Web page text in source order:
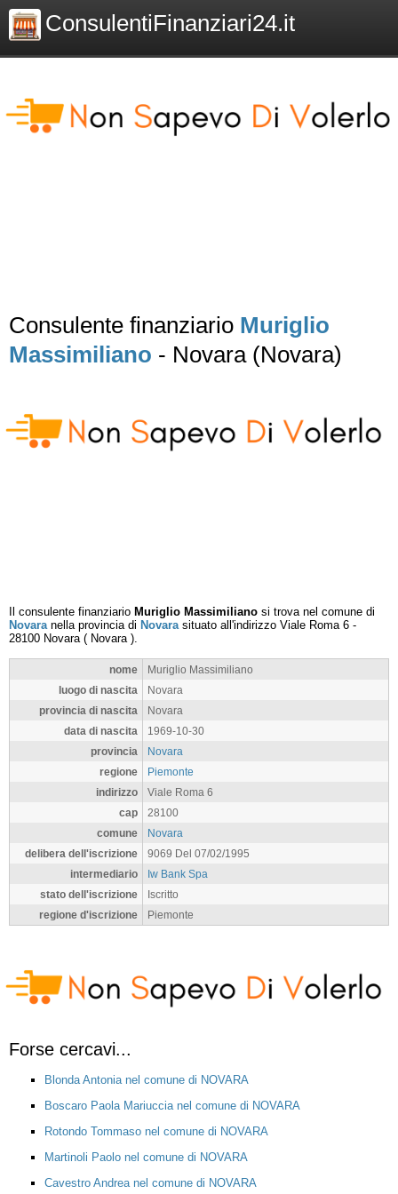
ConsulentiFinanziari24.it
Consulente finanziario Muriglio
Massimiliano - Novara (Novara)
Il consulente finanziario Muriglio Massimiliano si trova nel comune di
Novaranella provincia di Novarasituato all'indirizzo Viale Roma 6 -
28100 Novara( Novara).
nome
Muriglio Massimiliano
luogo di nascita
Novara
provincia di nascita
Novara
data di nascita
1969-10-30
provincia
Novara
regione
Piemonte
indirizzo
Viale Roma 6
cap
28100
comune
Novara
delibera dell'iscrizione
9069 Del 07/02/1995
intermediario
Iw Bank Spa
stato dell'iscrizione
Iscritto
regione d'iscrizione
Piemonte
Forse cercavi...
Blonda Antonia nel comune di NOVARA
Boscaro Paola Mariuccia nel comune di NOVARA
Rotondo Tommaso nel comune di NOVARA
Martinoli Paolo nel comune di NOVARA
Cavestro Andrea nel comune di NOVARA